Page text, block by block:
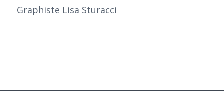
Graphiste Lisa Sturacci